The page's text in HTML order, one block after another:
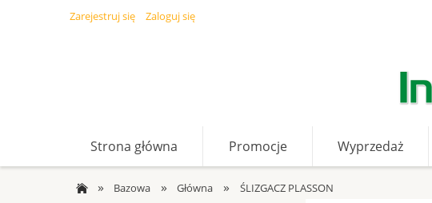
Zarejestruj się Zaloguj się
Strona główna Promocje Wyprzedaż
» Bazowa » Główna » ŚLIZGACZ PLASSON